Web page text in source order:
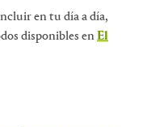
en tu día a día,
disponibles enEl